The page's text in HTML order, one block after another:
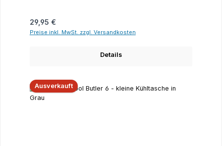
Regulärer Preis:
29,95 €
Preise inkl. MwSt. zzgl. Versandkosten
Details
Ausverkauft